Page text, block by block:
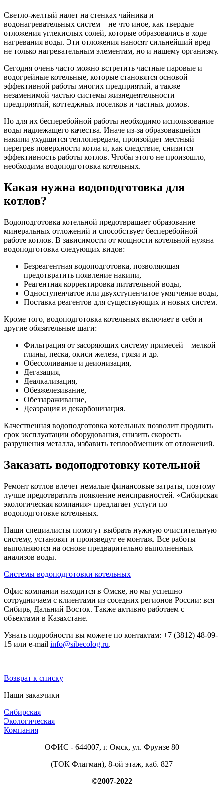
Светло-желтый налет на стенках чайника и
водонагревательных систем – не что иное, как твердые
отложения углекислых солей, которые образовались в ходе
нагревания воды. Эти отложения наносят сильнейший вред
не только нагревательным элементам, но и нашему организму.
Сегодня очень часто можно встретить частные паровые и
водогрейные котельные, которые становятся основой
эффективной работы многих предприятий, а также
незаменимой частью системы жизнедеятельности
предприятий, коттеджных поселков и частных домов.
Но для их бесперебойной работы необходимо использование
воды надлежащего качества. Иначе из-за образовавшейся
накипи ухудшится теплопередача, произойдет местный
перегрев поверхности котла и, как следствие, снизится
эффективность работы котлов. Чтобы этого не произошло,
необходима водоподготовка котельных.
Какая нужна водоподготовка для
котлов?
Водоподготовка котельной предотвращает образование
минеральных отложений и способствует бесперебойной
работе котлов. В зависимости от мощности котельной нужна
водоподготовка следующих видов:
Безреагентная водоподготовка, позволяющая
предотвратить появление накипи,
Реагентная корректировка питательной воды,
Одноступенчатое или двухступенчатое умягчение воды,
Поставка реагентов для существующих и новых систем.
Кроме того, водоподготовка котельных включает в себя и
другие обязательные шаги:
Фильтрация от засоряющих систему примесей – мелкой
глины, песка, окиси железа, грязи и др.
Обессоливание и деионизация,
Дегазация,
Деалкализация,
Обезжелезивание,
Обеззараживание,
Деаэрация и декарбонизация.
Качественная водоподготовка котельных позволит продлить
срок эксплуатации оборудования, снизить скорость
разрушения металла, избавить теплообменник от отложений.
Заказать водоподготовку котельной
Ремонт котлов влечет немалые финансовые затраты, поэтому
лучше предотвратить появление неисправностей. «Сибирская
экологическая компания» предлагает услуги по
водоподготовке котельных.
Наши специалисты помогут выбрать нужную очистительную
систему, установят и произведут ее монтаж. Все работы
выполняются на основе предварительно выполненных
анализов воды.
Системы водоподготовки котельных
Офис компании находится в Омске, но мы успешно
сотрудничаем с клиентами из соседних регионов России: вся
Сибирь, Дальний Восток. Также активно работаем с
объектами в Казахстане.
Узнать подробности вы можете по контактам: +7 (3812) 48-09-
15 или e-mail info@sibecolog.ru.
Возврат к списку
Наши заказчики
Сибирская
Экологическая
Компания
ОФИС - 644007, г. Омск, ул. Фрунзе 80
(ТОК Флагман), 8-ой этаж, каб. 827
©2007-2022